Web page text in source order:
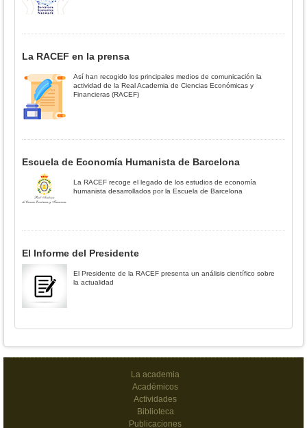
La RACEF en la prensa
Así han recogido los principales medios de comunicación la
actividad de la Real Academia de Ciencias Económicas y
Financieras (RACEF)
Escuela de Economía Humanista de Barcelona
La RACEF recoge el legado de los estudios de economía
humanista desarrollados por la Escuela de Barcelona
El Informe del Presidente
El Presidente de la RACEF presenta un análisis científico sobre
la actualidad
La academia
Académicos
Actividades
Biblioteca
Publicaciones